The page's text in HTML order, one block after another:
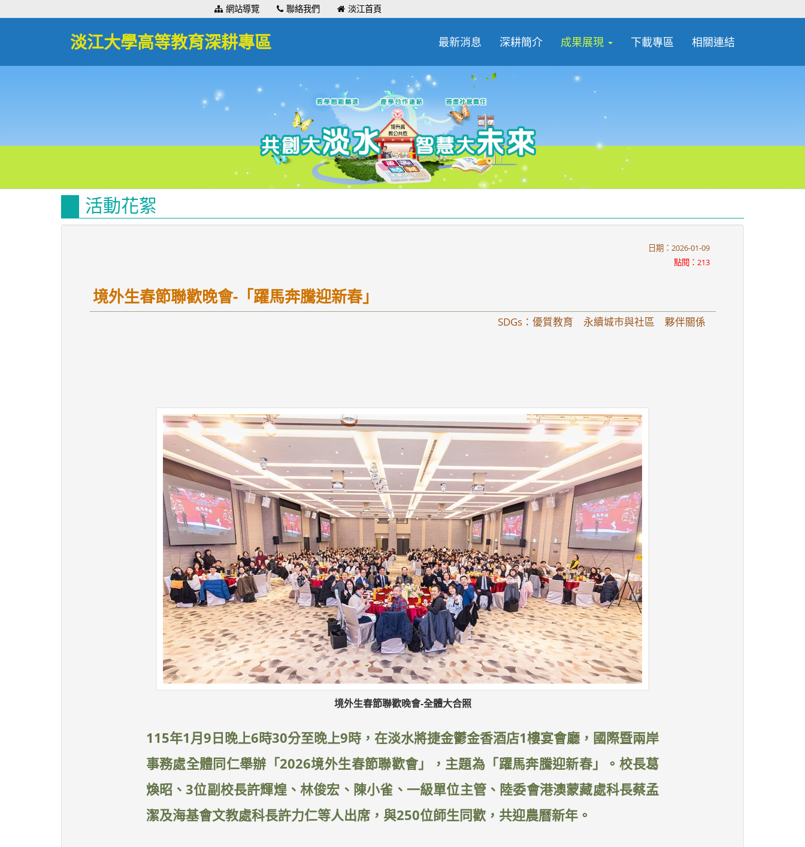
網站導覽 聯絡我們 淡江首頁
淡江大學高等教育深耕專區 最新消息 深耕簡介 成果展現 下載專區 相關連結
活動花絮
日期：2026-01-09
點閱：213
境外生春節聯歡晚會-「躍馬奔騰迎新春」
SDGs：優質教育 永續城市與社區 夥伴關係
境外生春節聯歡晚會-全體大合照
115年1月9日晚上6時30分至晚上9時，在淡水將捷金鬱金香酒店1樓宴會廳，國際暨兩岸
事務處全體同仁舉辦「2026境外生春節聯歡會」，主題為「躍馬奔騰迎新春」。校長葛
煥昭、3位副校長許輝煌、林俊宏、陳小雀、一級單位主管、陸委會港澳蒙藏處科長蔡孟
潔及海基會文教處科長許力仁等人出席，與250位師生同歡，共迎農曆新年。